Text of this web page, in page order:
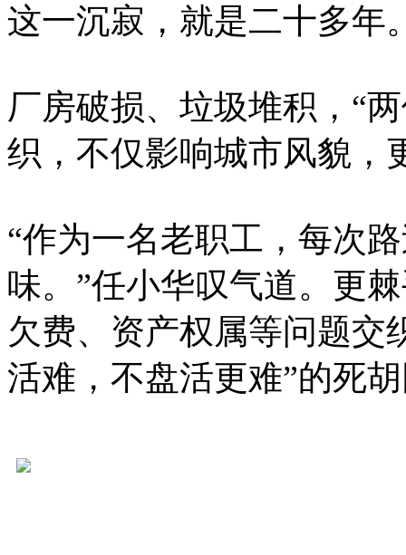
这一沉寂，就是二十多年
厂房破损、垃圾堆积，“
织，不仅影响城市风貌，
“作为一名老职工，每次
味。”任小华叹气道。更
欠费、资产权属等问题交
活难，不盘活更难”的死